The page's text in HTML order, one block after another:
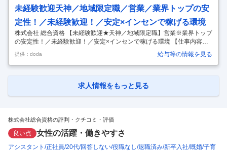
者の採用を希望する企業様が多い中、『総合資格navi』には、700超の
企業様および5,000名超の建築学生に登録
…
未経験歓迎天神／地域限定職／営業／業界トップの安
定性！／未経験歓迎！／安定×インセンで稼げる環境
株式会社 総合資格 【未経験歓迎★天神／地域限定職】営業※業界トップ
の安定性！／未経験歓迎！／安定×インセンで稼げる環境 【仕事内容】
【未経験歓迎★天神／地域限定職】営業※業界トップの安定性！／未経
験歓迎！／安定×インセンで稼げる環境 【具体的な仕事内容】 【知名
度・実績抜群×建築業界★必須資格の取得講座で顧客ニーズインセン＋
序列！で早期キャリアアップ可能】 ■業務の概要 当社が全国で展開する
提供：doda 給与等の情報を見る
求人情報をもっと見る
株式会社総合資格の評判・クチコミ・評価
良い点 女性の活躍・働きやすさ
アシスタント 正社員 20代 回答しない 役職なし 退職済み 新卒入社 既婚 子育